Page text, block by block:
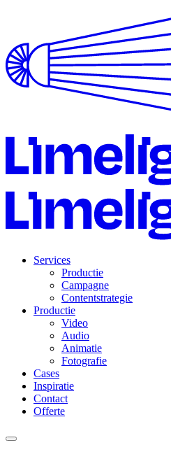
Services
Productie
Campagne
Contentstrategie
Productie
Video
Audio
Animatie
Fotografie
Cases
Inspiratie
Contact
Offerte